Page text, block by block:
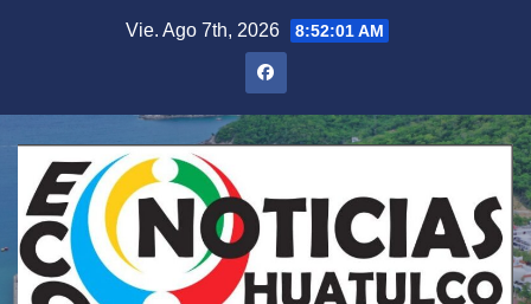
Vie. Ago 7th, 2026 8:52:03 AM